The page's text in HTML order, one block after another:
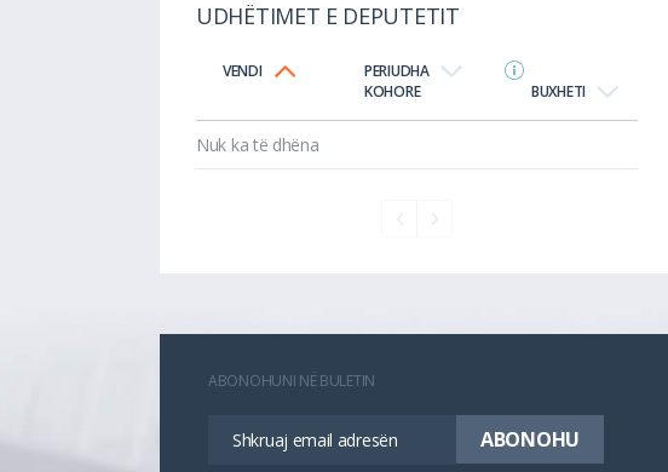
UDHËTIMET E DEPUTETIT
VENDI
PERIUDHA
KOHORE
BUXHETI
Nuk ka të dhëna
ABONOHUNI NË BULETIN